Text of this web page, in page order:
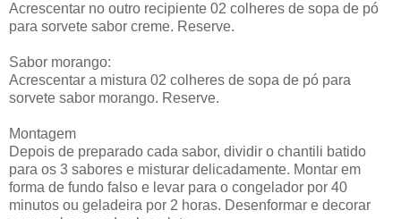
Acrescentar no outro recipiente 02 colheres de sopa de pó
para sorvete sabor creme. Reserve.
Sabor morango:
Acrescentar a mistura 02 colheres de sopa de pó para
sorvete sabor morango. Reserve.
Montagem
Depois de preparado cada sabor, dividir o chantili batido
para os 3 sabores e misturar delicadamente. Montar em
forma de fundo falso e levar para o congelador por 40
minutos ou geladeira por 2 horas. Desenformar e decorar